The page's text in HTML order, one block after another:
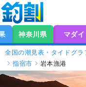
神奈川県 マダイ
全国の潮見表・タイドグラ
指宿市
岩本漁港